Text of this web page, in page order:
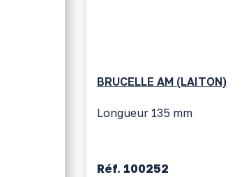
BRUCELLE AM (LAITON)
Longueur 135 mm
Réf. 100252